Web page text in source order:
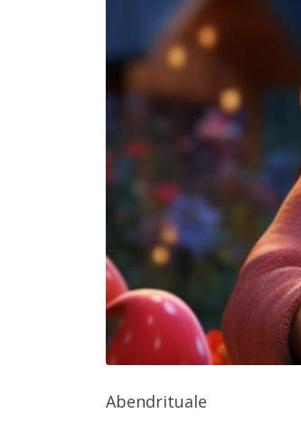
Abendrituale